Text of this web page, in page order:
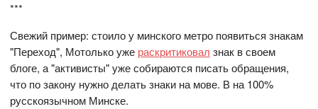
***
Свежий пример: стоило у минского метро появиться знакам
"Переход", Мотолько уже раскритиковал знак в своем
блоге, а "активисты" уже собираются писать обращения,
что по закону нужно делать знаки на мове. В на 100%
русскоязычном Минске.